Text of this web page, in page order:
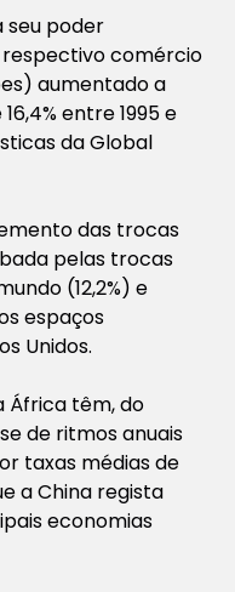
seu poder
comércio
aumentado a
entre 1995 e
da Global
das trocas
pelas trocas
(12,2%) e
espaços
Unidos.
África têm, do
de ritmos anuais
taxas médias de
a China regista
economias